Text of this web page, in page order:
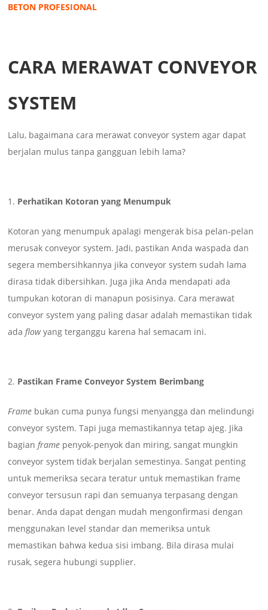
BETON PROFESIONAL
CARA MERAWAT CONVEYOR
SYSTEM
Lalu, bagaimana cara merawat conveyor system agar dapat
berjalan mulus tanpa gangguan lebih lama?
Perhatikan Kotoran yang Menumpuk
Kotoran yang menumpuk apalagi mengerak bisa pelan-pelan
merusak conveyor system. Jadi, pastikan Anda waspada dan
segera membersihkannya jika conveyor system sudah lama
dirasa tidak dibersihkan. Juga jika Anda mendapati ada
tumpukan kotoran di manapun posisinya. Cara merawat
conveyor system yang paling dasar adalah memastikan tidak
adaflowyang terganggu karena hal semacam ini.
Pastikan Frame Conveyor System Berimbang
Frame bukan cuma punya fungsi menyangga dan melindungi
conveyor system. Tapi juga memastikannya tetap ajeg. Jika
bagianframe penyok-penyok dan miring, sangat mungkin
conveyor system tidak berjalan semestinya. Sangat penting
untuk memeriksa secara teratur untuk memastikan frame
conveyor tersusun rapi dan semuanya terpasang dengan
benar. Anda dapat dengan mudah mengonfirmasi dengan
menggunakan level standar dan memeriksa untuk
memastikan bahwa kedua sisi imbang. Bila dirasa mulai
rusak, segera hubungi supplier.